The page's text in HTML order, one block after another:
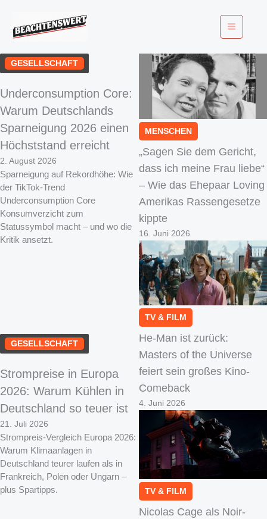
GESELLSCHAFT
Underconsumption Core:
Warum Deutschlands
Sparneigung 2026 einen
Höchststand erreicht
2. August 2026
Sparneigung auf Rekordhöhe: Wie
der TikTok-Trend
Underconsumption Core
Konsumverzicht zum
Statussymbol macht – und wo die
Kritik ansetzt.
GESELLSCHAFT
Strompreise in Europa
2026: Warum Kühlen in
Deutschland so teuer ist
21. Juli 2026
Strompreis-Vergleich Europa 2026:
Warum Klimaanlagen in
Deutschland teurer laufen als in
Frankreich, Polen oder Ungarn –
plus Spartipps.
MENSCHEN
„Sagen Sie dem Gericht,
dass ich meine Frau liebe“
– Wie das Ehepaar Loving
Amerikas Rassengesetze
kippte
16. Juni 2026
TV & FILM
He-Man ist zurück:
Masters of the Universe
feiert sein großes Kino-
Comeback
4. Juni 2026
TV & FILM
Nicolas Cage als Noir-